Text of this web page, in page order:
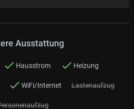
Ausstattung
Hausstrom Heizung
WiFi/Internet Lastenaufzug